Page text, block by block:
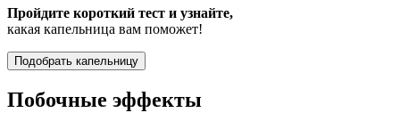
Пройдите короткий тест и узнайте,
какая капельница вам поможет!
Подобрать капельницу
Побочные эффекты